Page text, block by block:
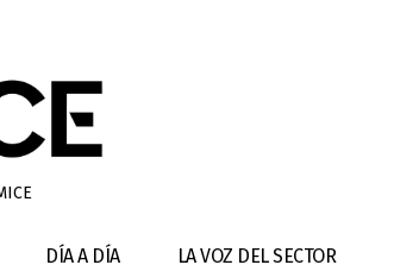
DÍA A DÍA LA VOZ DEL SECTOR